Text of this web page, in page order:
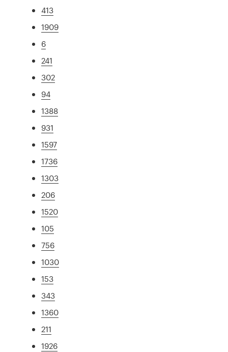
413
1909
6
241
302
94
1388
931
1597
1736
1303
206
1520
105
756
1030
153
343
1360
211
1926